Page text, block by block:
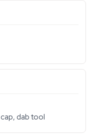
dab tool